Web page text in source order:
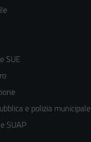
SUE
e polizia municipale
SUAP